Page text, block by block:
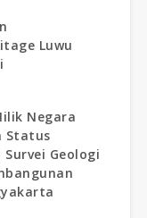
Luwu
Negara
Status
Geologi